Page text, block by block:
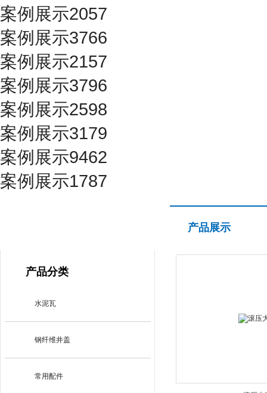
案例展示2057
案例展示3766
案例展示2157
案例展示3796
案例展示2598
案例展示3179
案例展示9462
案例展示1787
产品分类
水泥瓦
钢纤维井盖
常用配件
产品展示